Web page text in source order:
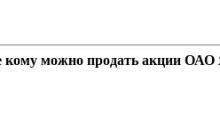
кому можно продать акции